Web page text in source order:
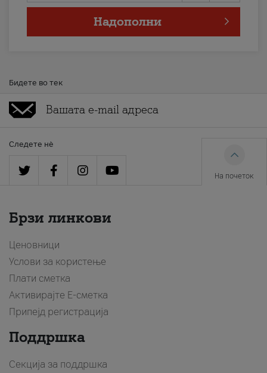
Надополни
Бидете во тек
Следете нè
На почеток
Брзи линкови
Ценовници
Услови за користење
Плати сметка
Активирајте Е-сметка
Припејд регистрација
Поддршка
Секција за поддршка